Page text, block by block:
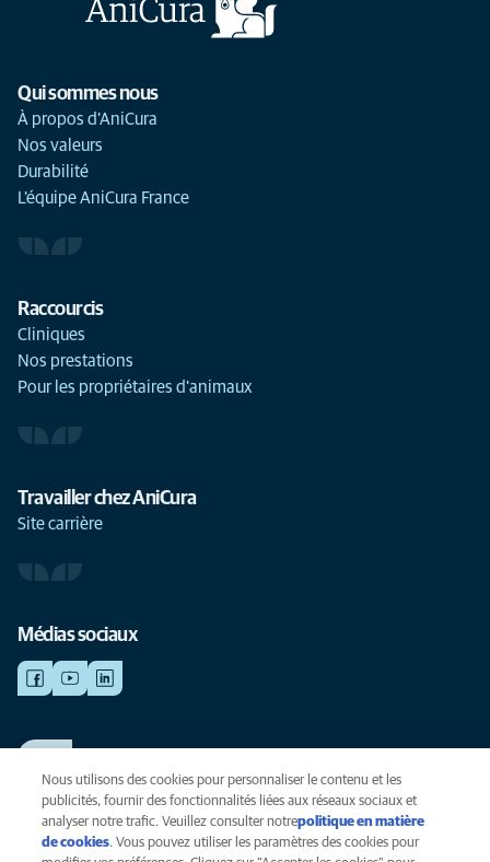
Qui sommes nous
À propos d'AniCura
Nos valeurs
Durabilité
L'équipe AniCura France
Raccourcis
Cliniques
Nos prestations
Pour les propriétaires d'animaux
Travailler chez AniCura
Site carrière
Médias sociaux
Voir nos offres d'emploi
Vie privée
Nous utilisons des cookies pour personnaliser le contenu et les
publicités, fournir des fonctionnalités liées aux réseaux sociaux et
analyser notre trafic. Veuillez consulter notrepolitique en matière
de cookies(opens in a new tab)
. Vous pouvez utiliser les paramètres des cookies pour